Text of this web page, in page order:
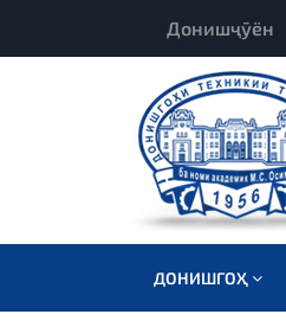
Донишҷӯён
ДОНИШГОҲ